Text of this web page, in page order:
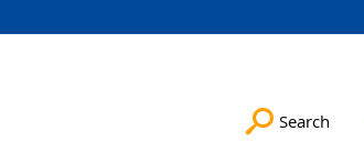
Search